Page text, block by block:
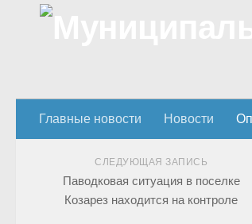
Главные новости Новости
СЛЕДУЮЩАЯ ЗАПИСЬ
Паводковая ситуация в поселке
Козарез находится на контроле